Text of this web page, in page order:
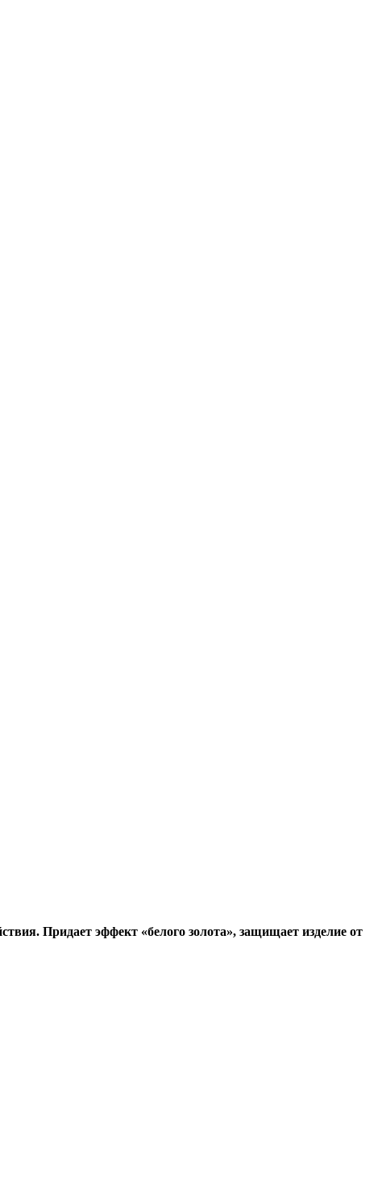
Придает эффект «белого золота», защищает изделие от